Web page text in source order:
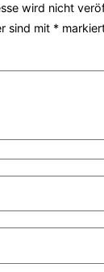
wird nicht
sind mit *